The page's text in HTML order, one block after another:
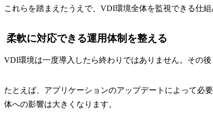
これらを踏まえたうえで、VDI環境全体を監視できる仕組
柔軟に対応できる運用体制を整える
VDI環境は一度導入したら終わりではありません。その
たとえば、アプリケーションのアップデートによって必
体への影響は大きくなります。